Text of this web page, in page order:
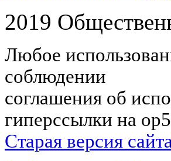
2019
Любое
соблюдении
соглашения об
гиперссылки на
Старая версия